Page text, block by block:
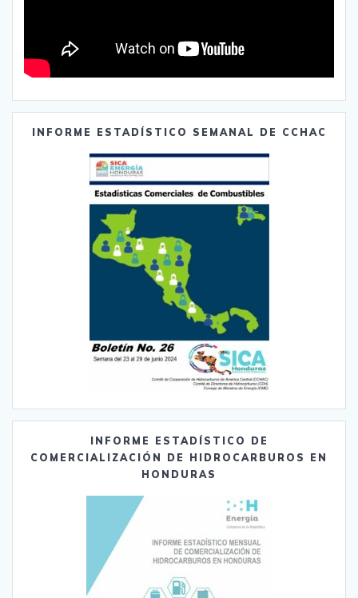
INFORME ESTADÍSTICO SEMANAL DE CCHAC
INFORME ESTADÍSTICO DE
COMERCIALIZACIÓN DE HIDROCARBUROS EN
HONDURAS